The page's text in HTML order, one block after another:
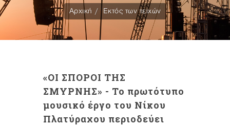
Αρχική Εκτός των τειχών
«ΟΙ ΣΠΟΡΟΙ ΤΗΣ
ΣΜΥΡΝΗΣ» - To πρωτότυπο
μουσικό έργο του Νίκου
Πλατύραχου περιοδεύει